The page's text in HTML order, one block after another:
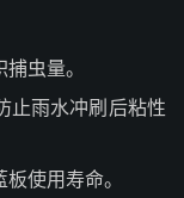
虫量。
止雨水冲刷后粘性
使用寿命。